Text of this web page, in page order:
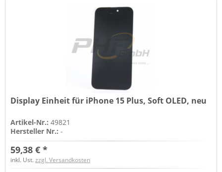
Display Einheit für iPhone 15 Plus, Soft OLED, neu
Artikel-Nr.:49821
Hersteller Nr.:-
59,38 € *
inkl. Ust.zzgl. Versandkosten